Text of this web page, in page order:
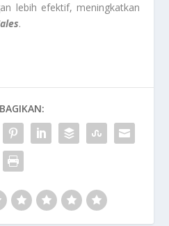
lebih efektif, meningkatkan
.